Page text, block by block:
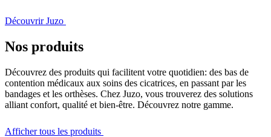
Découvrir Juzo
Nos produits
Découvrez des produits qui facilitent votre quotidien: des bas de
contention médicaux aux soins des cicatrices, en passant par les
bandages et les orthèses. Chez Juzo, vous trouverez des solutions
alliant confort, qualité et bien-être. Découvrez notre gamme.
Afficher tous les produits